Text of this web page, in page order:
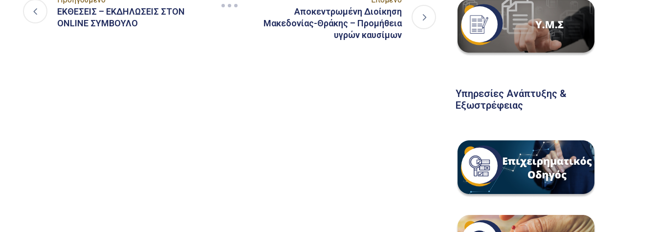
ΕΚΘΕΣΕΙΣ – ΕΚΔΗΛΩΣΕΙΣ ΣΤΟΝ
ONLINE ΣΥΜΒΟΥΛΟ
Αποκεντρωμένη Διοίκηση
Μακεδονίας-Θράκης – Προμήθεια
υγρών καυσίμων
Υπηρεσίες Ανάπτυξης &
Εξωστρέφειας